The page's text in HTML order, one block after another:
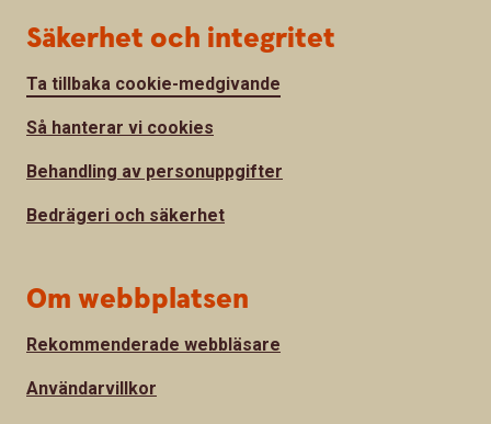
Säkerhet och integritet
Ta tillbaka cookie-medgivande
Så hanterar vi cookies
Behandling av personuppgifter
Bedrägeri och säkerhet
Om webbplatsen
Rekommenderade webbläsare
Användarvillkor